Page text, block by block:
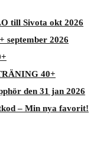
till Sivota okt 2026
september 2026
40+
den 31 jan 2026
– Min nya favorit!